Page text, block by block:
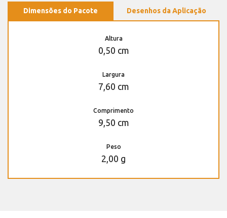
Dimensões do Pacote Desenhos da Aplicação
Altura
0,50 cm
Largura
7,60 cm
Comprimento
9,50 cm
Peso
2,00 g